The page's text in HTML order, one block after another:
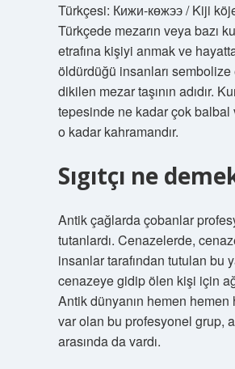
Türkçesi: Кижи-көжээ / Kiji
Türkçede mezarın veya bazı
etrafına kişiyi anmak ve
öldürdüğü insanları
dikilen mezar taşının adıdır.
tepesinde ne kadar çok balbal
o kadar kahramandır.
Sıgıtçı ne
Antik çağlarda çobanlar
tutanlardı. Cenazelerde,
insanlar tarafından tutulan bu
cenazeye gidip ölen kişi için
Antik dünyanın hemen hemen
var olan bu profesyonel grup,
arasında da vardı.